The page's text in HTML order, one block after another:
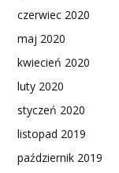
czerwiec 2020
maj 2020
kwiecień 2020
luty 2020
styczeń 2020
listopad 2019
październik 2019